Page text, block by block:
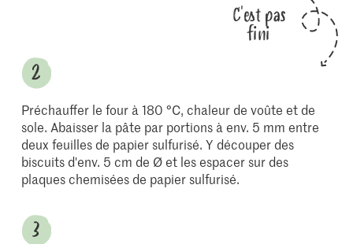
C'est pas
fini
Préchauffer le four à 180 °C, chaleur de voûte et de
sole. Abaisser la pâte par portions à env. 5 mm entre
deux feuilles de papier sulfurisé. Y découper des
biscuits d'env. 5 cm de Ø et les espacer sur des
plaques chemisées de papier sulfurisé.